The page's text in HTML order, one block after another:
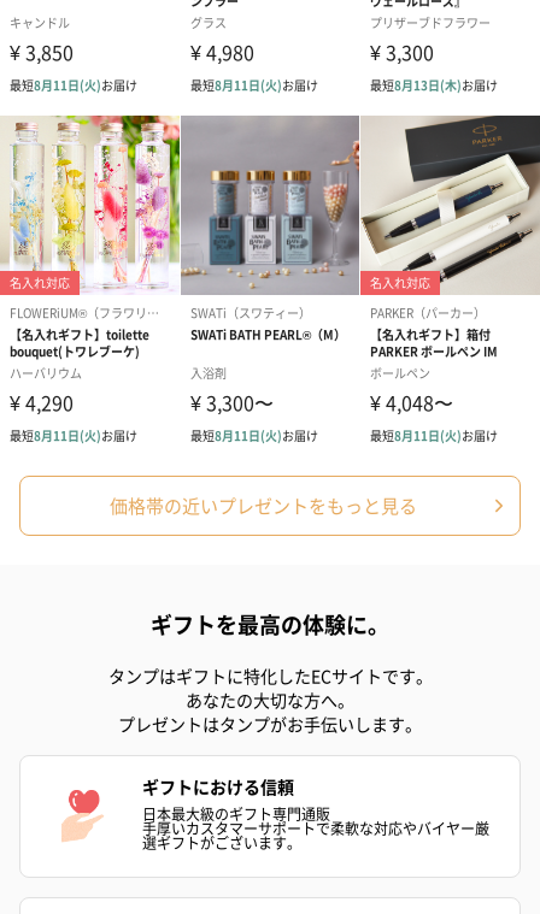
シーズンブーケ（ひま
わり）（1,880円）
ブーケ（ホワイトグリ
ーン）（1,650円）
ブーケ（ピン
（1,650円）
ドライフラワー・プリザーブドフラワー
自然のお花で作ったドライフラワー・プリザーブドフラワーを同
梱します。
一部花材が写真と異なる場合がございます。予めご了承くださ
い。パッケージに入れてお届けします。
プリザーブドフラワー
プリザーブドフラワー
アミュレット
ぬいぐるみ
愛らしいぬいぐるみを同梱してお届けします。
誕生日・記念日・出産祝いなどのシーンにおすすめです。
価格帯の近いプレゼントをもっと見る
ギフトを最高の体験に。
タンプはギフトに特化したECサイトです。
あなたの大切な方へ。
プレゼントはタンプがお手伝いします。
ギフトにおける信頼
日本最大級のギフト専門通販
手厚いカスタマーサポートで柔軟な対応やバイヤー厳
選ギフトがございます。